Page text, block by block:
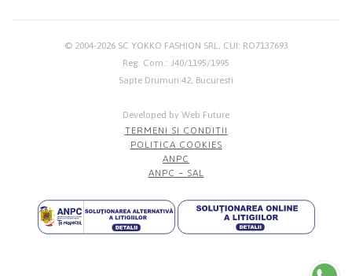
© 2004-2026 SC YOKKO FASHION SRL, CUI: RO7137693
Reg. Com.: J40/1195/1995
Sapte Drumuri 42, Bucuresti
Developed by Web Future
TERMENI SI CONDITII
POLITICA COOKIES
ANPC
ANPC – SAL